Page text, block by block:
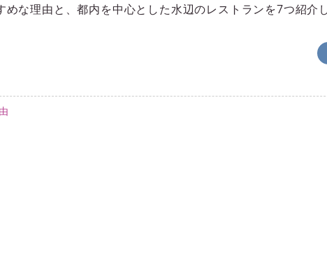
な理由と、都内を中心とした水辺のレストランを7つ紹介し